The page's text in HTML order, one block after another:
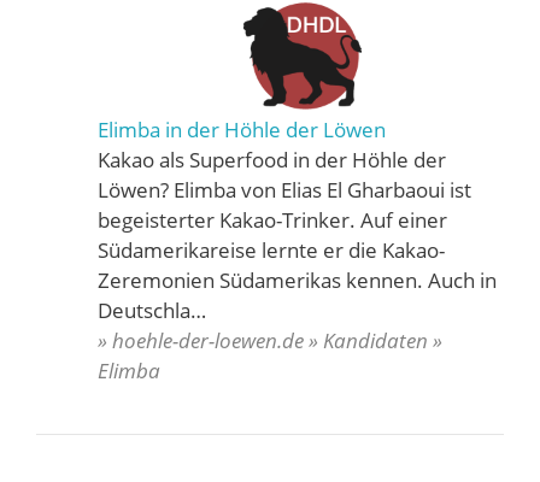
Elimba in der Höhle der Löwen
Kakao als Superfood in der Höhle der
Löwen? Elimba von Elias El Gharbaoui ist
begeisterter Kakao-Trinker. Auf einer
Südamerikareise lernte er die Kakao-
Zeremonien Südamerikas kennen. Auch in
Deutschla…
» hoehle-der-loewen.de » Kandidaten »
Elimba